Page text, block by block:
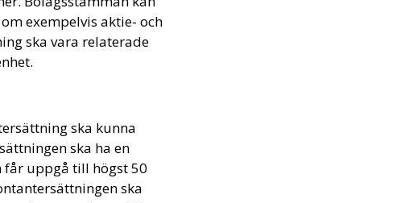
exempelvis aktie- och
ska vara relaterade
ska kunna
ska ha en
får uppgå till högst 50
ska